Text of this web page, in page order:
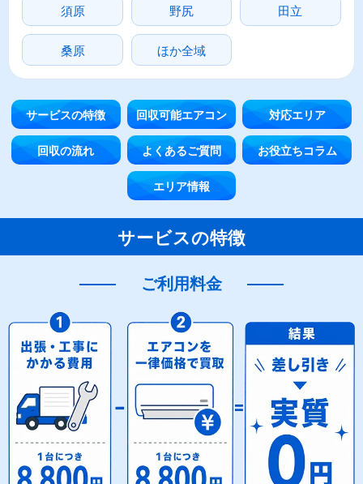
須原 野尻 田立
桑原 ほか全域
サービスの特徴 回収可能エアコン 対応エリア
回収の流れ よくあるご質問 お役立ちコラム
エリア情報
サービスの特徴
ご利用料金